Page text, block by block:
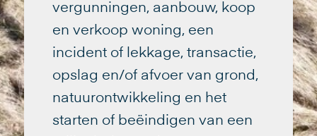
vergunningen, aanbouw, koop
en verkoop woning, een
incident of lekkage, transactie,
opslag en/of afvoer van grond,
natuurontwikkeling en het
starten of beëindigen van een